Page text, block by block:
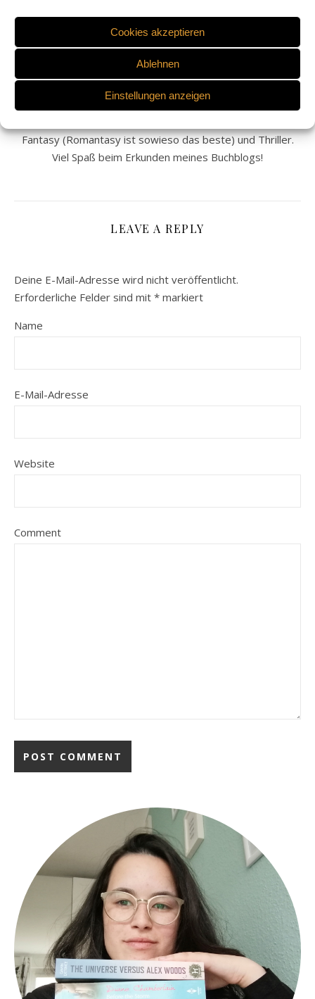
Cookies akzeptieren
Ablehnen
Einstellungen anzeigen
Willkommen auf meinem Blog. Ich heiße Anastasia, bin 23
Leidenschaft und ich möchte meine Liebe zu Büchern auf
Fantasy (Romantasy ist sowieso das beste) und Thriller.
Viel Spaß beim Erkunden meines Buchblogs!
LEAVE A REPLY
Deine E-Mail-Adresse wird nicht veröffentlicht.
Erforderliche Felder sind mit * markiert
Name
E-Mail-Adresse
Website
Comment